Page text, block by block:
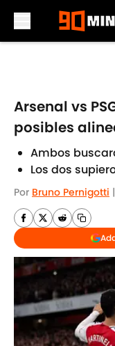
Arsenal vs
posibles
Ambos
Los dos
Por Bruno Pernigotti |